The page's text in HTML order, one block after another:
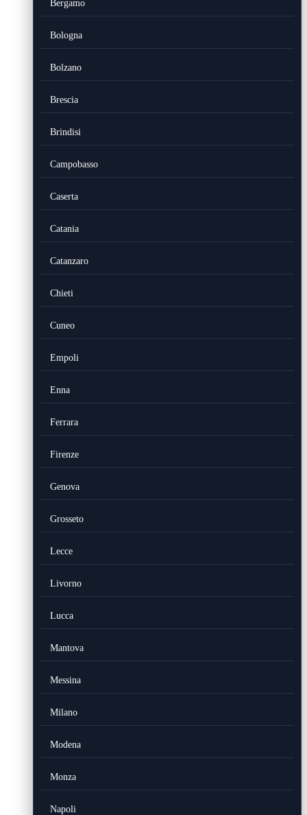
Bergamo
Bologna
Bolzano
Brescia
Brindisi
Campobasso
Caserta
Catania
Catanzaro
Chieti
Cuneo
Empoli
Enna
Ferrara
Firenze
Genova
Grosseto
Lecce
Livorno
Lucca
Mantova
Messina
Milano
Modena
Monza
Napoli